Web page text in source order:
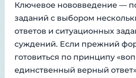
Ключевое нововведение —
заданий с выбором
ответов и ситуационных
суждений. Если прежний
готовиться по принципу
единственный верный